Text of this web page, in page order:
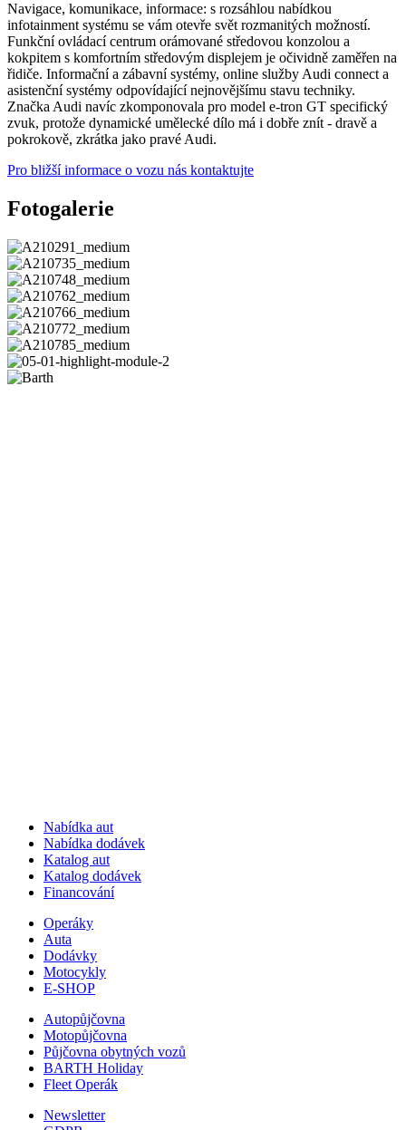
Navigace, komunikace, informace: s rozsáhlou nabídkou
infotainment systému se vám otevře svět rozmanitých možností.
Funkční ovládací centrum orámované středovou konzolou a
kokpitem s komfortním středovým displejem je očividně zaměřen na
řidiče. Informační a zábavní systémy, online služby Audi connect a
asistenční systémy odpovídající nejnovějšímu stavu techniky.
Značka Audi navíc zkomponovala pro model e-tron GT specifický
zvuk, protože dynamické umělecké dílo má i dobře znít - dravě a
pokrokově, zkrátka jako pravé Audi.
Pro bližší informace o vozu nás kontaktujte
Fotogalerie
Nabídka aut
Nabídka dodávek
Katalog aut
Katalog dodávek
Financování
Operáky
Auta
Dodávky
Motocykly
E-SHOP
Autopůjčovna
Motopůjčovna
Půjčovna obytných vozů
BARTH Holiday
Fleet Operák
Newsletter